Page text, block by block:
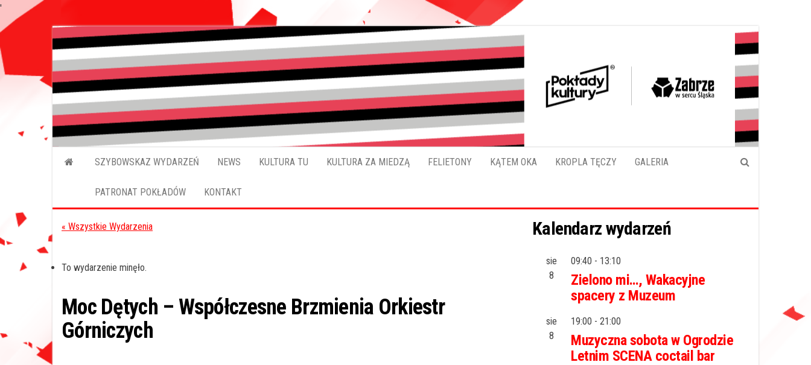
'
do
treści
Pokładykultury.eu
SZYBOWSKAZ WYDARZEŃ NEWS KULTURA TU KULTURA ZA MIEDZĄ FELIETONY KĄTEM OKA KROPLA TĘCZY GALERIA
PATRONAT POKŁADÓW KONTAKT
« Wszystkie Wydarzenia
To wydarzenie minęło.
Moc Dętych – Współczesne Brzmienia Orkiestr
Górniczych
Kalendarz wydarzeń
sie
8
09:40 - 13:10
Zielono mi…, Wakacyjne
spacery z Muzeum
sie
8
19:00 - 21:00
Muzyczna sobota w Ogrodzie
Letnim SCENA coctail bar